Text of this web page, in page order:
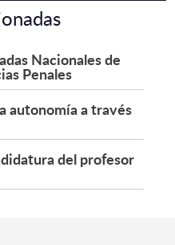
Nacionales de
Penales
autonomía a través
del profesor